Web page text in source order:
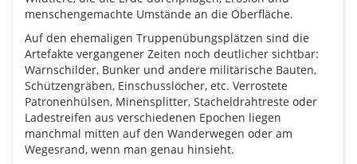
menschengemachte Umstände an die Oberfläche.
Auf den ehemaligen Truppenübungsplätzen sind die
Artefakte vergangener Zeiten noch deutlicher sichtbar:
Warnschilder, Bunker und andere militärische Bauten,
Schützengräben, Einschusslöcher, etc. Verrostete
Patronenhülsen, Minensplitter, Stacheldrahtreste oder
Ladestreifen aus verschiedenen Epochen liegen
manchmal mitten auf den Wanderwegen oder am
Wegesrand, wenn man genau hinsieht.